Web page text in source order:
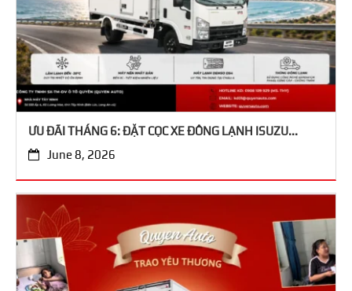
ƯU ĐÃI THÁNG 6: ĐẶT CỌC XE ĐÔNG LẠNH ISUZU...
June 8, 2026